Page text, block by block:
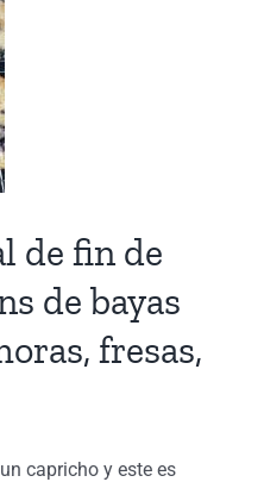
de fin de
de bayas
fresas,
capricho y este es